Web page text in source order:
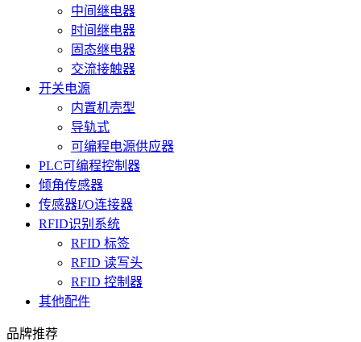
中间继电器
时间继电器
固态继电器
交流接触器
开关电源
内置机壳型
导轨式
可编程电源供应器
PLC可编程控制器
倾角传感器
传感器I/O连接器
RFID识别系统
RFID 标签
RFID 读写头
RFID 控制器
其他配件
品牌推荐